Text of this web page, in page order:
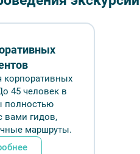
корпоративных
45 человек в
полностью
вами гидов,
маршруты.